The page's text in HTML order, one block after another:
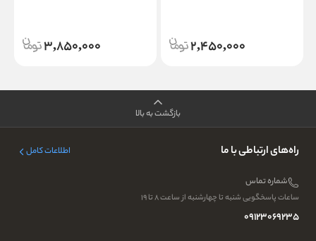
2,450,000
3,850,000
بازگشت به بالا
راه‌های ارتباطی با ما اطلاعات کامل
شماره تماس
ساعات پاسخگویی شنبه تا چهارشنبه از ساعت ۸ تا ۱۹
09123069235